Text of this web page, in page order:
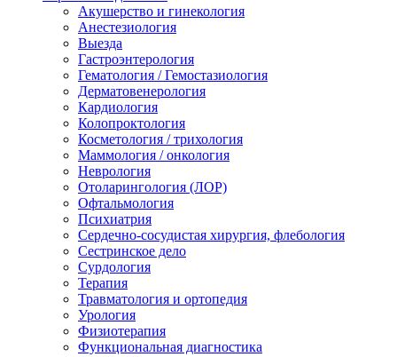
Акушерство и гинекология
Анестезиология
Выезда
Гастроэнтерология
Гематология / Гемостазиология
Дерматовенерология
Кардиология
Колопроктология
Косметология / трихология
Маммология / онкология
Неврология
Отоларингология (ЛОР)
Офтальмология
Психиатрия
Сердечно-сосудистая хирургия, флебология
Сестринское дело
Сурдология
Терапия
Травматология и ортопедия
Урология
Физиотерапия
Функциональная диагностика